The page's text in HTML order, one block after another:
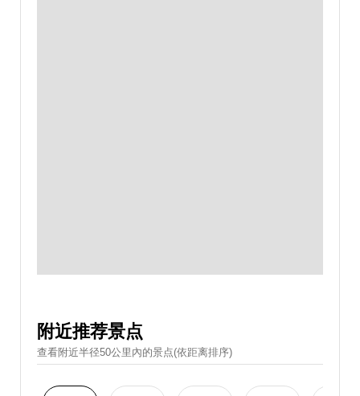
附近推荐景点
查看附近半径50公里內的景点(依距离排序)